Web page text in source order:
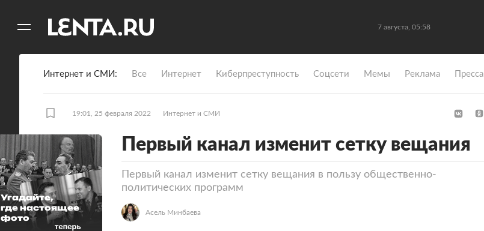
7 августа, 05:58
Интернет и СМИ Все Интернет Киберпреступность Coцсети Мемы Реклама Пресса
19:01, 25 февраля 2022 Интернет и СМИ
Первый канал изменит сетку вещания
Первый канал изменит сетку вещания в пользу общественно-
политических программ
Асель Минбаева
Угадайте,
где настоящее
фото